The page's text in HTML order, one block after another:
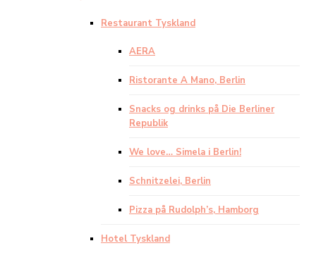
Restaurant Tyskland
AERA
Ristorante A Mano, Berlin
Snacks og drinks på Die Berliner
Republik
We love… Simela i Berlin!
Schnitzelei, Berlin
Pizza på Rudolph’s, Hamborg
Hotel Tyskland